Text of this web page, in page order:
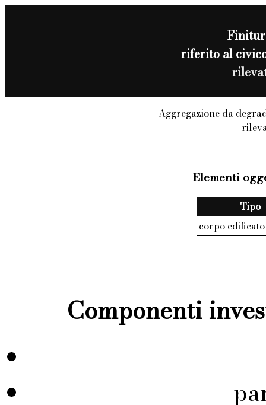
riferito al
Aggregazione da
Elementi
Tipo
corpo edificato
Componenti